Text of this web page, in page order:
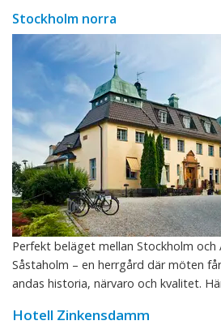
Stockholm norra
Perfekt beläget mellan Stockholm och
Såstaholm – en herrgård där möten
andas historia, närvaro och kvalitet.
Hotell Zinkensdamm